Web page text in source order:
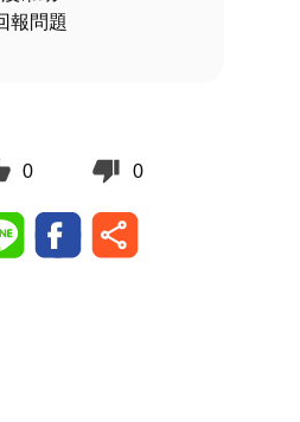
報問題
0 0